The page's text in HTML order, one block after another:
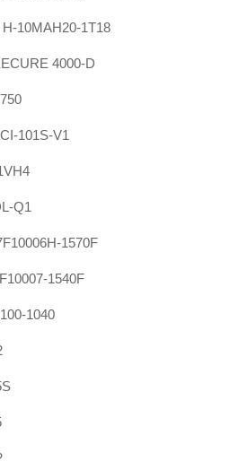
10MAH20-1T18
4000-D
101S-V1
Q1
1570F
1540F
1040